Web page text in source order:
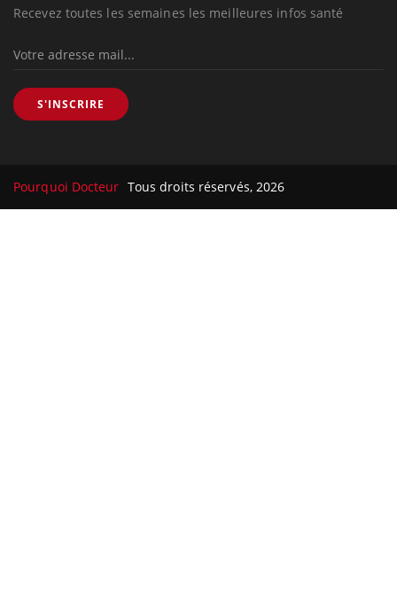
Recevez toutes les semaines les meilleures infos santé
S'INSCRIRE
Pourquoi Docteur Tous droits réservés, 2026